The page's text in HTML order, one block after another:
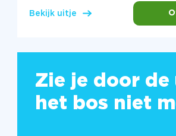
Bekijk uitje
Zie je door de
het bos niet